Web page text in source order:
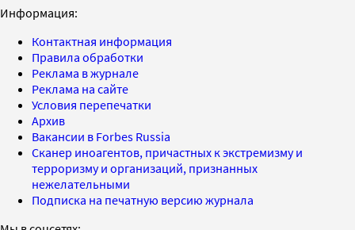
Информация:
Контактная информация
Правила обработки
Реклама в журнале
Реклама на сайте
Условия перепечатки
Архив
Вакансии в Forbes Russia
Сканер иноагентов, причастных к экстремизму и
терроризму и организаций, признанных
нежелательными
Подписка на печатную версию журнала